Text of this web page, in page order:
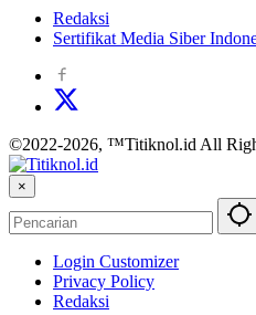
Redaksi
Sertifikat Media Siber
©2022-2026, ™Titiknol.id All
×
Login Customizer
Privacy Policy
Redaksi